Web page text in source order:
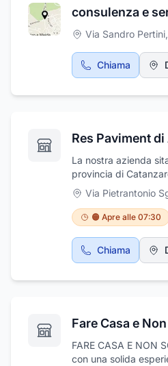
Via Sandro
Chiama
La nostra azienda
provincia di
campo delle
fornisce soluzioni
personalizzate
cliente. Adottiamo
insieme a materiali di
Operiamo in tutta
Via Pietrantonio
🟠 Apre alle 07:30
Chiama
Fare Casa e
FARE CASA E NON
con una solida